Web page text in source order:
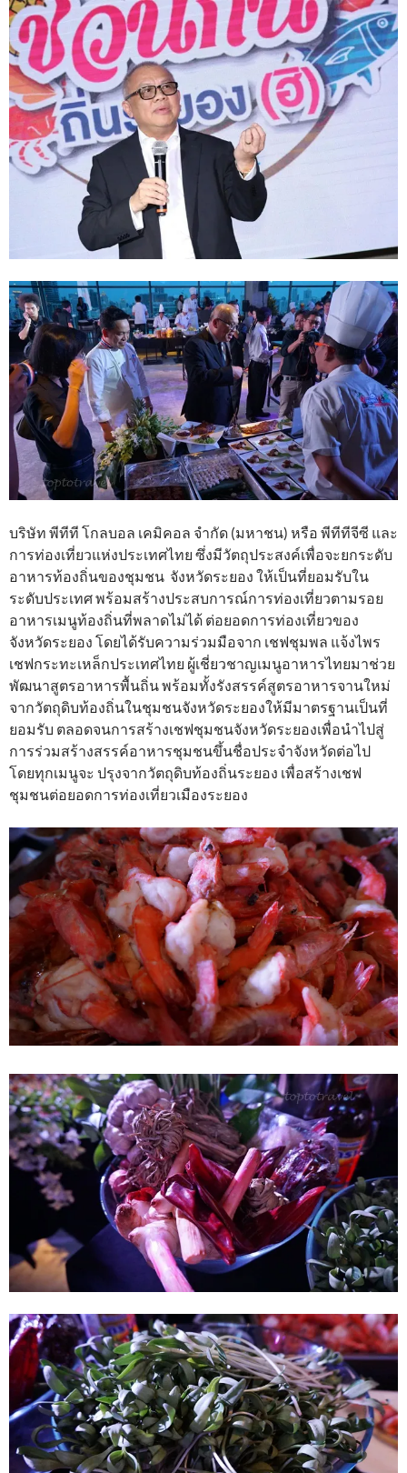
บริษัท พีทีที โกลบอล เคมิคอล จำกัด (มหาชน) หรือ พีทีทีจีซี และ
การท่องเที่ยวแห่งประเทศไทย ซึ่งมีวัตถุประสงค์เพื่อจะยกระดับ
อาหารท้องถิ่นของชุมชน จังหวัดระยอง ให้เป็นที่ยอมรับใน
ระดับประเทศ พร้อมสร้างประสบการณ์การท่องเที่ยวตามรอย
อาหารเมนูท้องถิ่นที่พลาดไม่ได้ ต่อยอดการท่องเที่ยวของ
จังหวัดระยอง โดยได้รับความร่วมมือจาก เชฟชุมพล แจ้งไพร
เชฟกระทะเหล็กประเทศไทย ผู้เชี่ยวชาญเมนูอาหารไทยมาช่วย
พัฒนาสูตรอาหารพื้นถิ่น พร้อมทั้งรังสรรค์สูตรอาหารจานใหม่
จากวัตถุดิบท้องถิ่นในชุมชนจังหวัดระยองให้มีมาตรฐานเป็นที่
ยอมรับ ตลอดจนการสร้างเชฟชุมชนจังหวัดระยองเพื่อนำไปสู่
การร่วมสร้างสรรค์อาหารชุมชนขึ้นชื่อประจำจังหวัดต่อไป
โดยทุกเมนูจะ ปรุงจากวัตถุดิบท้องถิ่นระยอง เพื่อสร้างเชฟ
ชุมชนต่อยอดการท่องเที่ยวเมืองระยอง